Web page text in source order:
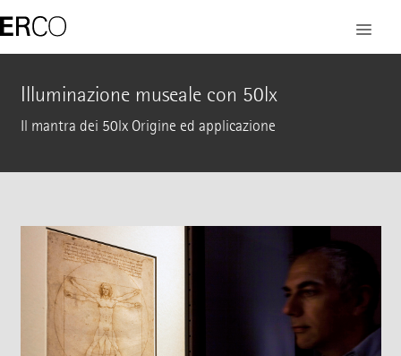
Illuminazione museale con 50lx
Il mantra dei 50lx Origine ed applicazione